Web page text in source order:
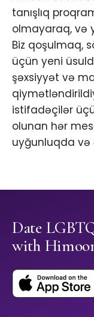
tanışlıq
olmayaraq, və
Biz qoşulmaq,
üçün yeni
şəxsiyyət və
istifadəçilər
olunan hər
uyğunluqda və
Date
with